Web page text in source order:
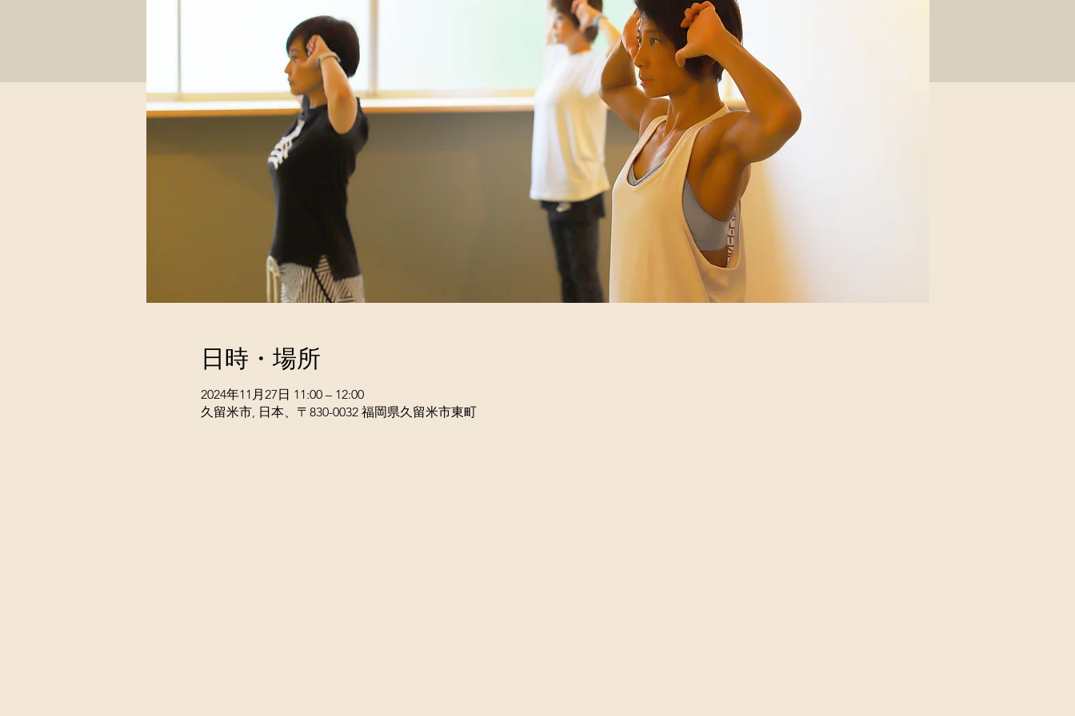
日時・場所
2024年11月27日 11:00 – 12:00
久留米市, 日本、〒830-0032 福岡県久留米市東町